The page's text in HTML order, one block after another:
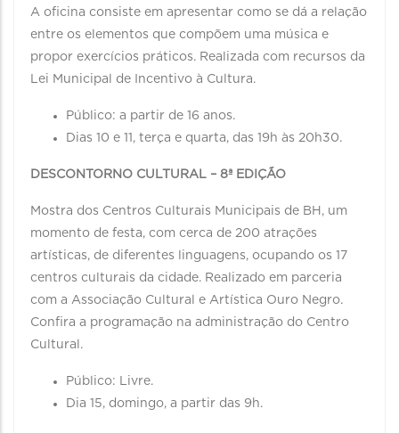
A oficina consiste em apresentar como se dá a relação
entre os elementos que compõem uma música e
propor exercícios práticos. Realizada com recursos da
Lei Municipal de Incentivo à Cultura.
Público: a partir de 16 anos.
Dias 10 e 11, terça e quarta, das 19h às 20h30.
DESCONTORNO CULTURAL – 8ª EDIÇÃO
Mostra dos Centros Culturais Municipais de BH, um
momento de festa, com cerca de 200 atrações
artísticas, de diferentes linguagens, ocupando os 17
centros culturais da cidade. Realizado em parceria
com a Associação Cultural e Artística Ouro Negro.
Confira a programação na administração do Centro
Cultural.
Público: Livre.
Dia 15, domingo, a partir das 9h.